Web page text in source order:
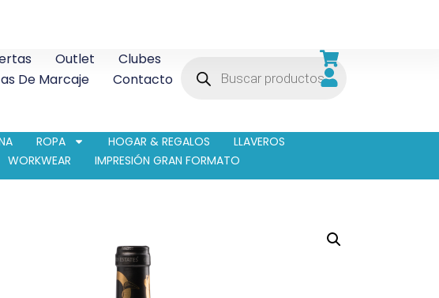
Outlet
Clubes
De Marcaje Contacto
ROPA HOGAR & REGALOS
LLAVEROS
WORKWEAR IMPRESIÓN GRAN FORMATO